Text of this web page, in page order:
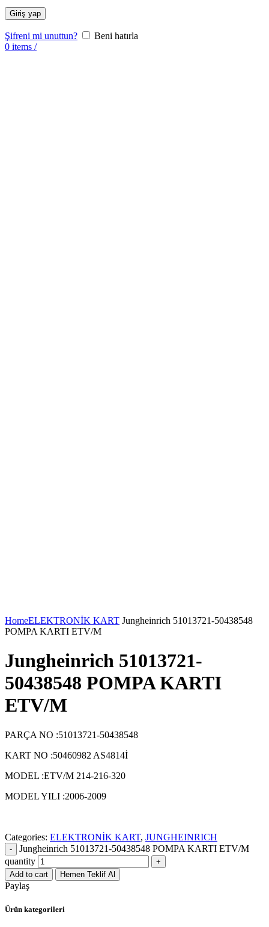
Giriş yap
Şifreni mi unuttun?
Beni hatırla
0 items /
HomeELEKTRONİK KART Jungheinrich 51013721-50438548
POMPA KARTI ETV/M
Jungheinrich 51013721-
50438548 POMPA KARTI
ETV/M
PARÇA NO :51013721-50438548
KART NO :50460982 AS4814İ
MODEL :ETV/M 214-216-320
MODEL YILI :2006-2009
Categories: ELEKTRONİK KART, JUNGHEINRICH
Jungheinrich 51013721-50438548 POMPA KARTI ETV/M
quantity
Add to cart Hemen Teklif Al
Paylaş
Ürün kategorileri